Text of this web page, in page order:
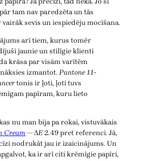
tam nav paredzēta un tās
sevis un iespiedēju mocīšana.
arī tiem, kurus tomēr
jaunie un stilīgie klienti
krāsa par visām varītēm
izmantot. Pantone 11-
tonis ir ļoti, ļoti tuvs
papīram, kuru lieto
nu man bija pa rokai, vistuvākais
Cream— ΔE2.49 pret referenci. Jā,
nodrukāt jau ir izaicinājums. Un
ka ir arī citi krēmīgie papīri,